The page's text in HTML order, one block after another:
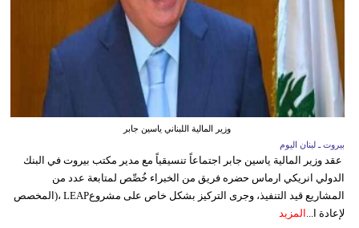
وزير المالية اللبناني ياسين جابر
بيروت ـ لبنان اليوم
عقد وزير المالية ياسين جابر اجتماعاً تنسيقياً مع مدير مكتب بيروت في البنك
الدولي انريكي ارماس حضره فريق من الخبراء خُصِّص لمتابعة عدد من
المشاريع قيد التنفيذ، وجرى التركيز بشكل خاص على مشروعLEAP ،(المخصص
لإعادة ا...
المزيد